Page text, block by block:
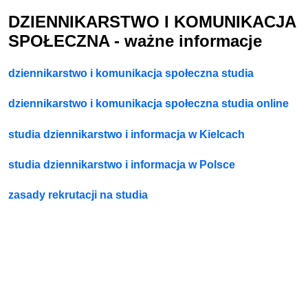
DZIENNIKARSTWO I KOMUNIKACJA
SPOŁECZNA - ważne informacje
dziennikarstwo i komunikacja społeczna studia
dziennikarstwo i komunikacja społeczna studia online
studia dziennikarstwo i informacja w Kielcach
studia dziennikarstwo i informacja w Polsce
zasady rekrutacji na studia